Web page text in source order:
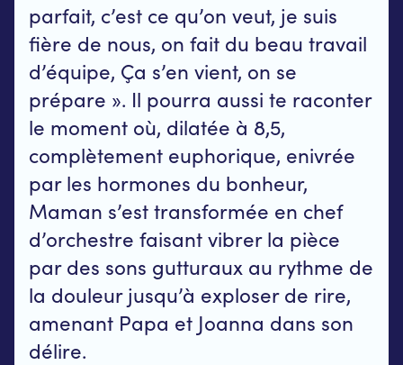
parfait, c’est ce qu’on veut, je suis
fière de nous, on fait du beau travail
d’équipe, Ça s’en vient, on se
prépare ». Il pourra aussi te raconter
le moment où, dilatée à 8,5,
complètement euphorique, enivrée
par les hormones du bonheur,
Maman s’est transformée en chef
d’orchestre faisant vibrer la pièce
par des sons gutturaux au rythme de
la douleur jusqu’à exploser de rire,
amenant Papa et Joanna dans son
délire.